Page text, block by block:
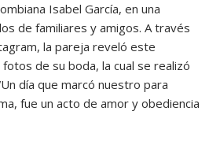
Isabel García, en una
de familiares y amigos. A través
la pareja reveló este
de su boda, la cual se realizó
día que marcó nuestro para
fue un acto de amor y obediencia